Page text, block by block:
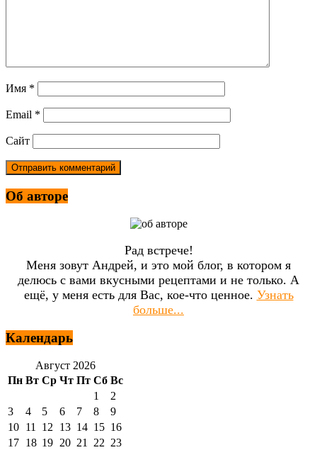
Имя *
Email *
Сайт
Об авторе
Рад встрече!
Меня зовут Андрей, и это мой блог, в котором я
делюсь с вами вкусными рецептами и не только. А
ещё, у меня есть для Вас, кое-что ценное. Узнать
больше...
Календарь
Август 2026
Пн Вт Ср Чт Пт Сб Вс
1
2
3
4 5 6 7 8
9
10 11 12 13 14 15 16
17 18 19 20 21 22 23